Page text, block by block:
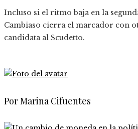
Incluso si el ritmo baja en la
Cambiaso cierra el marcador con
candidata al Scudetto.
Por Marina Cifuentes